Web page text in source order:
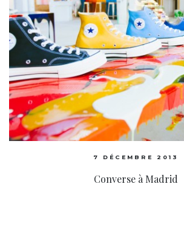
7 DÉCEMBRE 2013
Converse à Madrid